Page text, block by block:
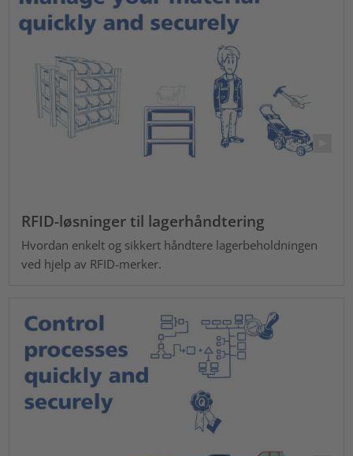
RFID-løsninger til lagerhåndtering
Hvordan enkelt og sikkert håndtere lagerbeholdningen
ved hjelp av RFID-merker.